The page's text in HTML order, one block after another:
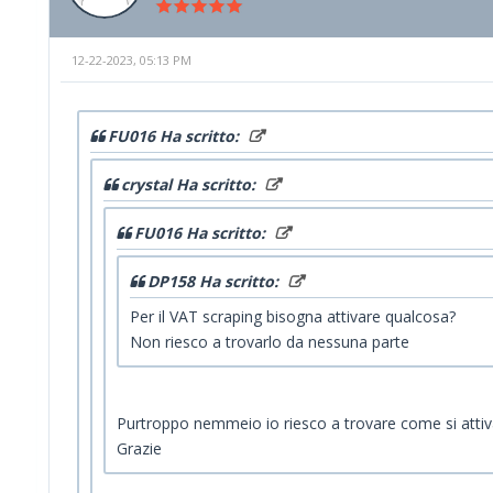
12-22-2023, 05:13 PM
FU016 Ha scritto:
crystal Ha scritto:
FU016 Ha scritto:
DP158 Ha scritto:
Per il VAT scraping bisogna attivare qualcosa?
Non riesco a trovarlo da nessuna parte
Purtroppo nemmeio io riesco a trovare come si
Grazie